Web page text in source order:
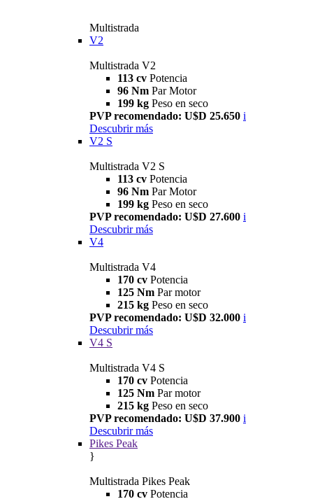
Multistrada
V2
Multistrada V2
113 cv Potencia
96 Nm Par Motor
199 kg Peso en seco
PVP recomendado: U$D 25.650 i
Descubrir más
V2 S
Multistrada V2 S
113 cv Potencia
96 Nm Par Motor
199 kg Peso en seco
PVP recomendado: U$D 27.600 i
Descubrir más
V4
Multistrada V4
170 cv Potencia
125 Nm Par motor
215 kg Peso en seco
PVP recomendado: U$D 32.000 i
Descubrir más
V4 S
Multistrada V4 S
170 cv Potencia
125 Nm Par motor
215 kg Peso en seco
PVP recomendado: U$D 37.900 i
Descubrir más
Pikes Peak
}
Multistrada Pikes Peak
170 cv Potencia